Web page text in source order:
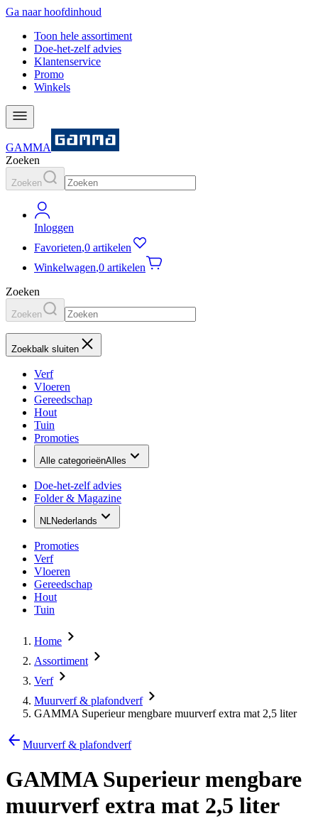
Ga naar hoofdinhoud
Toon hele assortiment
Doe-het-zelf advies
Klantenservice
Promo
Winkels
GAMMA
Zoeken
Zoeken
Inloggen
Favorieten,0 artikelen
Winkelwagen,0 artikelen
Zoeken
Zoeken
Zoekbalk sluiten
Verf
Vloeren
Gereedschap
Hout
Tuin
Promoties
Alle categorieënAlles
Doe-het-zelf advies
Folder & Magazine
NLNederlands
Promoties
Verf
Vloeren
Gereedschap
Hout
Tuin
Home
Assortiment
Verf
Muurverf & plafondverf
GAMMA Superieur mengbare muurverf extra mat 2,5 liter
Muurverf & plafondverf
GAMMA Superieur mengbare
muurverf extra mat 2,5 liter